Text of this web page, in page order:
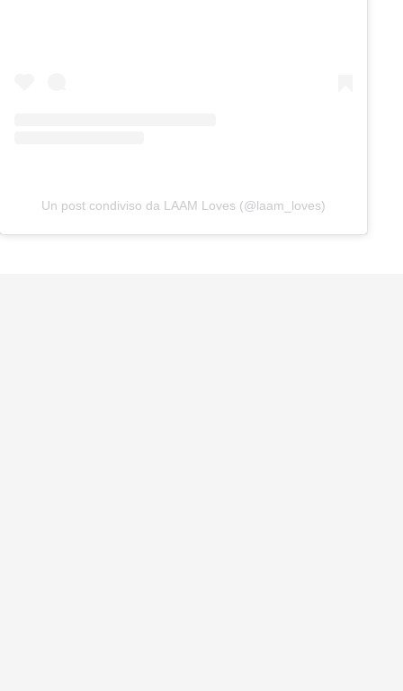
Un post condiviso da LAAM Loves (@laam_loves)